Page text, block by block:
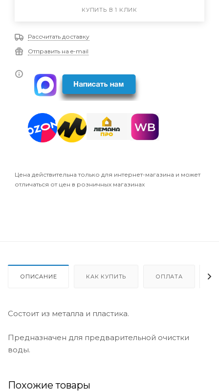
КУПИТЬ В 1 КЛИК
Рассчитать доставку
Отправить на e-mail
Цена действительна только для интернет-магазина и может
отличаться от цен в розничных магазинах
ОПИСАНИЕ КАК КУПИТЬ ОПЛАТА
Состоит из металла и пластика.
Предназначен для предварительной очистки
воды.
Похожие товары